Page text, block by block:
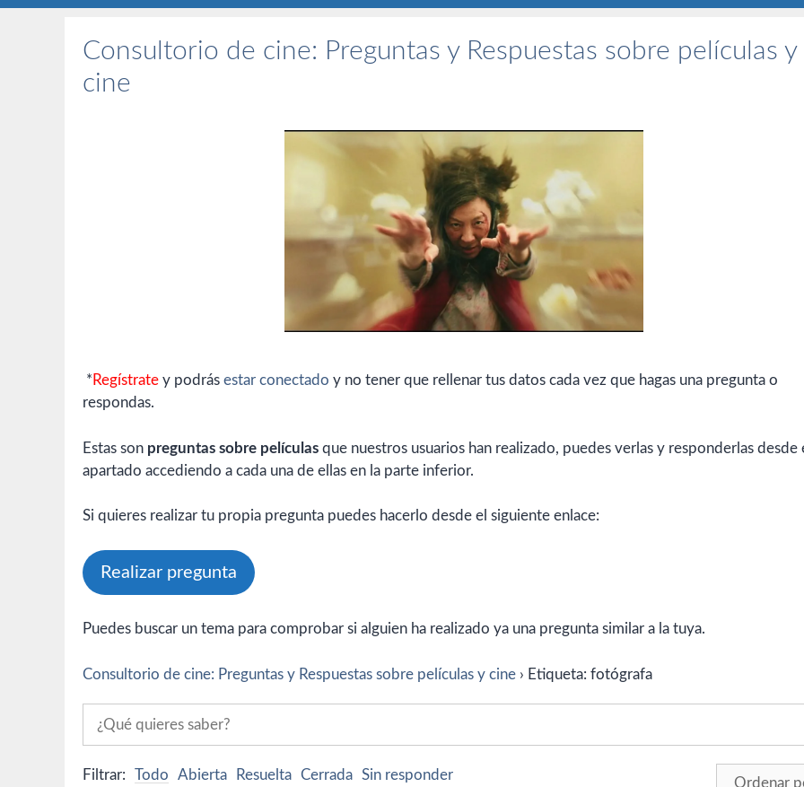
Consultorio de cine: Preguntas y Respuestas sobre películas y
cine
* Regístrate y podrás estar conectado y no tener que rellenar tus datos cada vez que hagas una pregunta o
respondas.
Estas son preguntas sobre películas que nuestros usuarios han realizado, puedes verlas y responderlas desde
apartado accediendo a cada una de ellas en la parte inferior.
Si quieres realizar tu propia pregunta puedes hacerlo desde el siguiente enlace:
Realizar pregunta
Puedes buscar un tema para comprobar si alguien ha realizado ya una pregunta similar a la tuya.
Consultorio de cine: Preguntas y Respuestas sobre películas y cine › Etiqueta: fotógrafa
Filtrar: Todo Abierta Resuelta Cerrada Sin responder